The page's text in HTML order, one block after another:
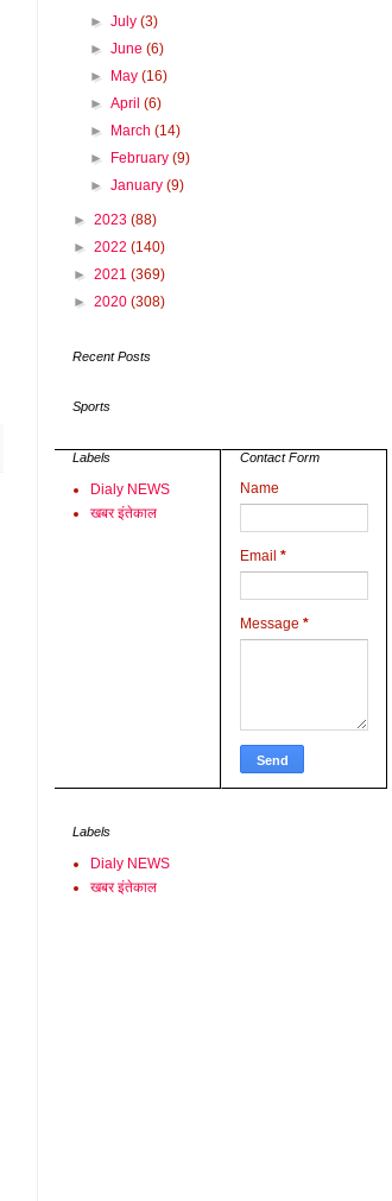
►July(3)
►June(6)
►
May(16)
►April(6)
►
March(14)
►
February(9)
►January(9)
► 2023 (88)
► 2022 (140)
► 2021 (369)
► 2020 (308)
Recent Posts
Sports
Labels
Dialy NEWS
खबर इंतेकाल
Contact Form
Name
Email *
Message *
Labels
Dialy NEWS
खबर इंतेकाल